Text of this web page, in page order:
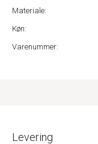
Materiale:
Køn:
Varenummer:
Levering